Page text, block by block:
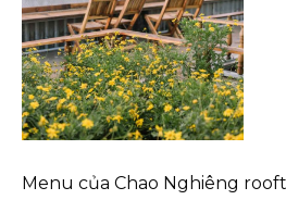
Menu của Chao Nghiêng